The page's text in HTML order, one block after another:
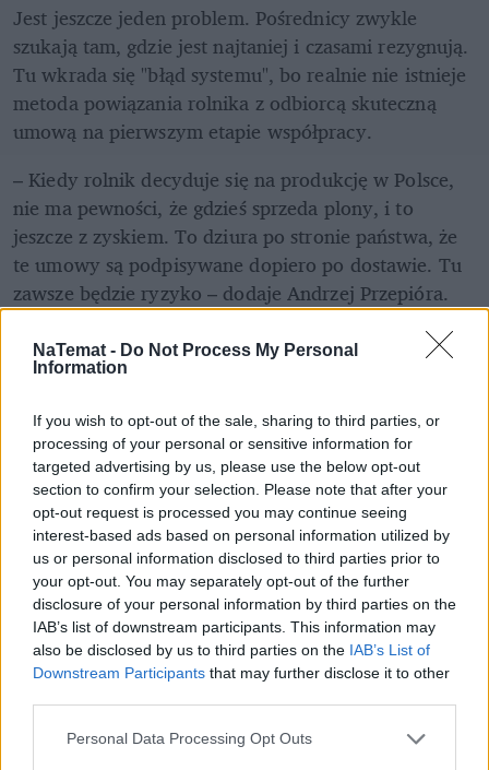
NaTemat - Do Not Process My Personal
Information
If you wish to opt-out of the sale, sharing to third parties, or
processing of your personal or sensitive information for
targeted advertising by us, please use the below opt-out
section to confirm your selection. Please note that after your
opt-out request is processed you may continue seeing
interest-based ads based on personal information utilized by
us or personal information disclosed to third parties prior to
your opt-out. You may separately opt-out of the further
disclosure of your personal information by third parties on the
IAB’s list of downstream participants. This information may
also be disclosed by us to third parties on the IAB’s List of
Downstream Participants that may further disclose it to other
Personal Data Processing Opt Outs
Jest jeszcze jeden problem. Pośrednicy zwykle
szukają tam, gdzie jest najtaniej i czasami rezygnują.
Tu wkrada się "błąd systemu", bo realnie nie istnieje
metoda powiązania rolnika z odbiorcą skuteczną
umową na pierwszym etapie współpracy.
– Kiedy rolnik decyduje się na produkcję w Polsce,
nie ma pewności, że gdzieś sprzeda plony, i to
jeszcze z zyskiem. To dziura po stronie państwa, że
te umowy są podpisywane dopiero po dostawie. Tu
zawsze będzie ryzyko – dodaje Andrzej Przepióra.
Czyli w skrócie, rolnik przed sezonem umawia się z
dostawcą na słowo. A odpowiednie dokumenty
tłumaczyć, jak łatwo jest w takiej sytuacji zostać na
lodzie, kiedy konkurencja na rynku tylko czeka na
lepszą okazję.